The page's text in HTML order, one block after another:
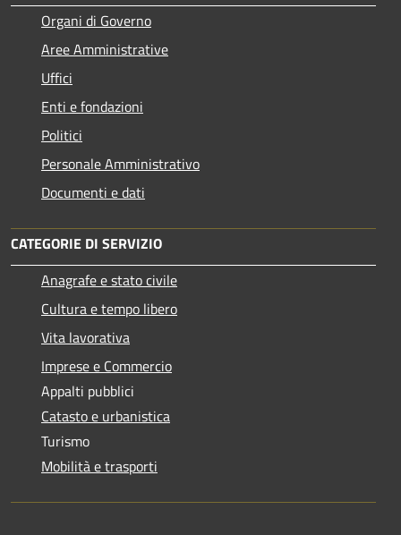
Organi di Governo
Aree Amministrative
Uffici
Enti e fondazioni
Politici
Personale Amministrativo
Documenti e dati
CATEGORIE DI SERVIZIO
Anagrafe e stato civile
Cultura e tempo libero
Vita lavorativa
Imprese e Commercio
Appalti pubblici
Catasto e urbanistica
Turismo
Mobilità e trasporti